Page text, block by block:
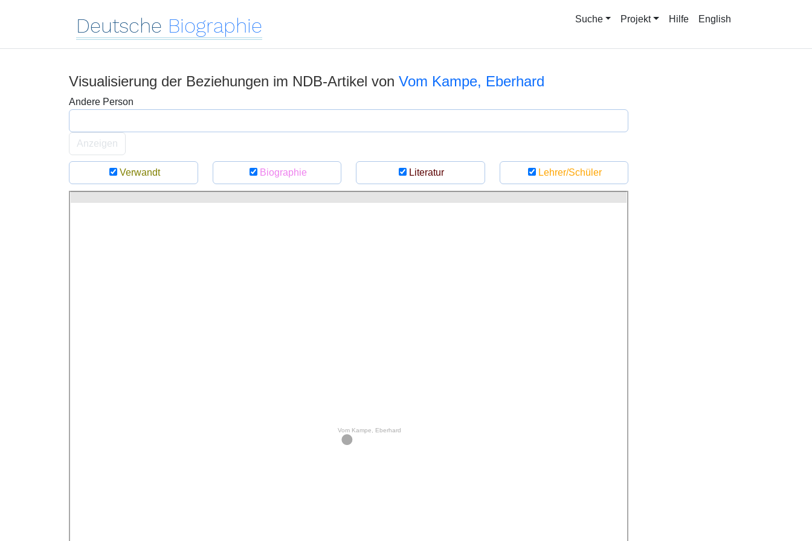
Deutsche Biographie Suche Projekt Hilfe English
Visualisierung der Beziehungen im NDB-Artikel von Vom Kampe, Eberhard
Andere Person
Anzeigen
Verwandt Biographie Literatur Lehrer/Schüler
Vom Kampe, Eberhard